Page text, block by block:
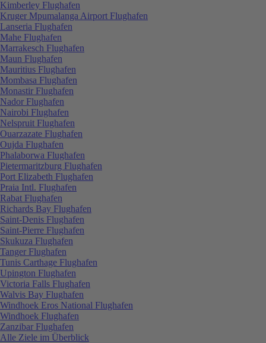
Kimberley Flughafen
Kruger Mpumalanga Airport Flughafen
Lanseria Flughafen
Mahe Flughafen
Marrakesch Flughafen
Maun Flughafen
Mauritius Flughafen
Mombasa Flughafen
Monastir Flughafen
Nador Flughafen
Nairobi Flughafen
Nelspruit Flughafen
Ouarzazate Flughafen
Oujda Flughafen
Phalaborwa Flughafen
Pietermaritzburg Flughafen
Port Elizabeth Flughafen
Praia Intl. Flughafen
Rabat Flughafen
Richards Bay Flughafen
Saint-Denis Flughafen
Saint-Pierre Flughafen
Skukuza Flughafen
Tanger Flughafen
Tunis Carthage Flughafen
Upington Flughafen
Victoria Falls Flughafen
Walvis Bay Flughafen
Windhoek Eros National Flughafen
Windhoek Flughafen
Zanzibar Flughafen
Alle Ziele im Überblick